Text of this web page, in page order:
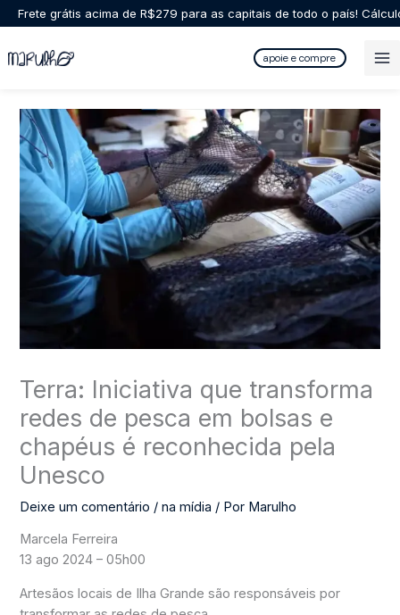
Frete grátis acima de R$279 para as capitais de todo o país!
apoie e compre
Terra: Iniciativa que transforma
redes de pesca em bolsas e
chapéus é reconhecida pela
Unesco
Deixe um comentário /na mídia / Por Marulho
Marcela Ferreira
13 ago 2024 – 05h00
Artesãos locais de Ilha Grande são responsáveis por